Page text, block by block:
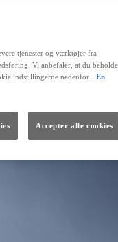
tjenester og værktøjer fra
Vi anbefaler, at du
indstillingerne nedenfor.
En
Accepter alle cookies